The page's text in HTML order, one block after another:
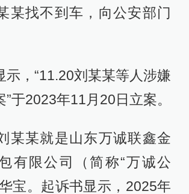
某找不到车，向公安部门
示，“11.20刘某某等人涉嫌
于2023年11月20日立案。
某某就是山东万诚联鑫金
有限公司（简称“万诚公
宝。起诉书显示，2025年